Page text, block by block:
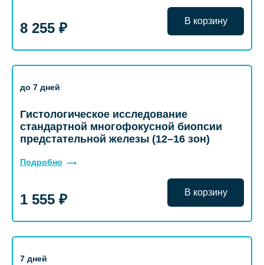
8 255 ₽ В корзину
до 7 дней
Гистологическое исследование
стандартной многофокусной биопсии
предстательной железы (12–16 зон)
Подробно
1 555 ₽ В корзину
7 дней